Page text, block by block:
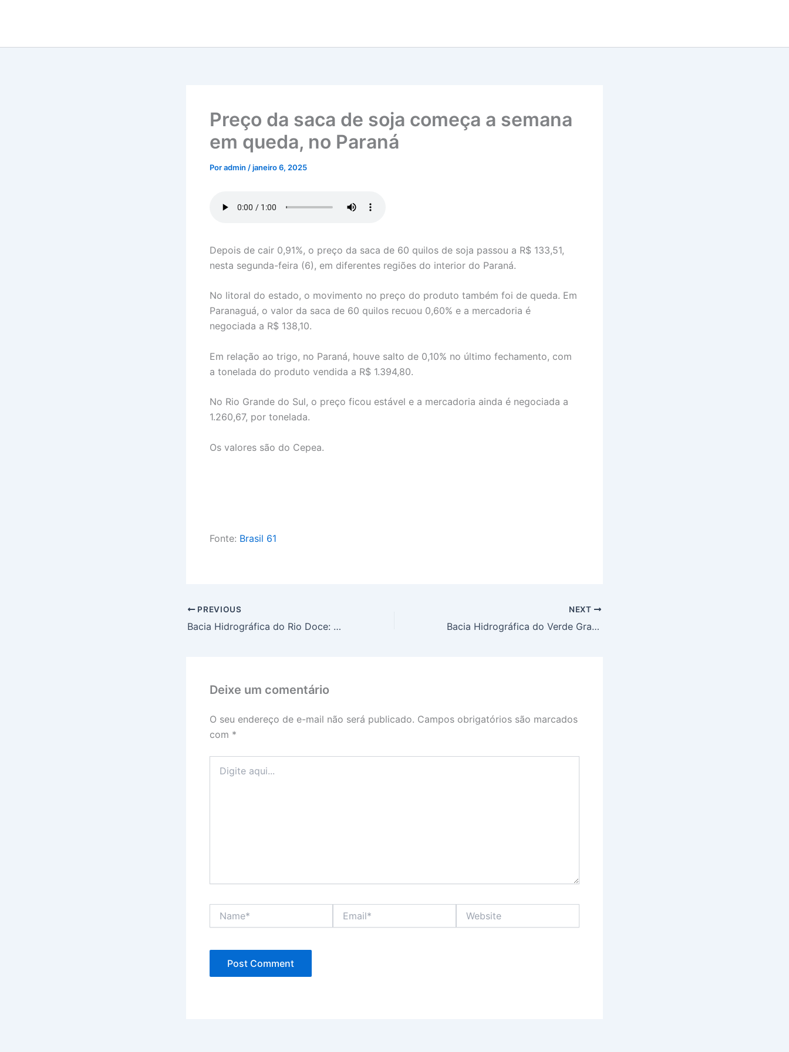
Preço da saca de soja começa a semana
em queda, no Paraná
Poradmin /janeiro 6, 2025
Depois de cair 0,91%, o preço da saca de 60 quilos de soja passou a R$ 133,51,
nesta segunda-feira (6), em diferentes regiões do interior do Paraná.
No litoral do estado, o movimento no preço do produto também foi de queda. Em
Paranaguá, o valor da saca de 60 quilos recuou 0,60% e a mercadoria é
negociada a R$ 138,10.
Em relação ao trigo, no Paraná, houve salto de 0,10% no último fechamento, com
a tonelada do produto vendida a R$ 1.394,80.
No Rio Grande do Sul, o preço ficou estável e a mercadoria ainda é negociada a
1.260,67, por tonelada.
Os valores são do Cepea.
Fonte: Brasil 61
PREVIOUS
Bacia Hidrográfica do Rio Doce: prazo para pagamento da taxa de uso da água de domínio da União vence em 30 de abril
NEXT
Bacia Hidrográfica do Verde Grande: prazo para pagamento da taxa de uso da água de domínio da União vence em 30 de abril
Deixe um comentário
O seu endereço de e-mail não será publicado. Campos obrigatórios são marcados
com *
aqui...